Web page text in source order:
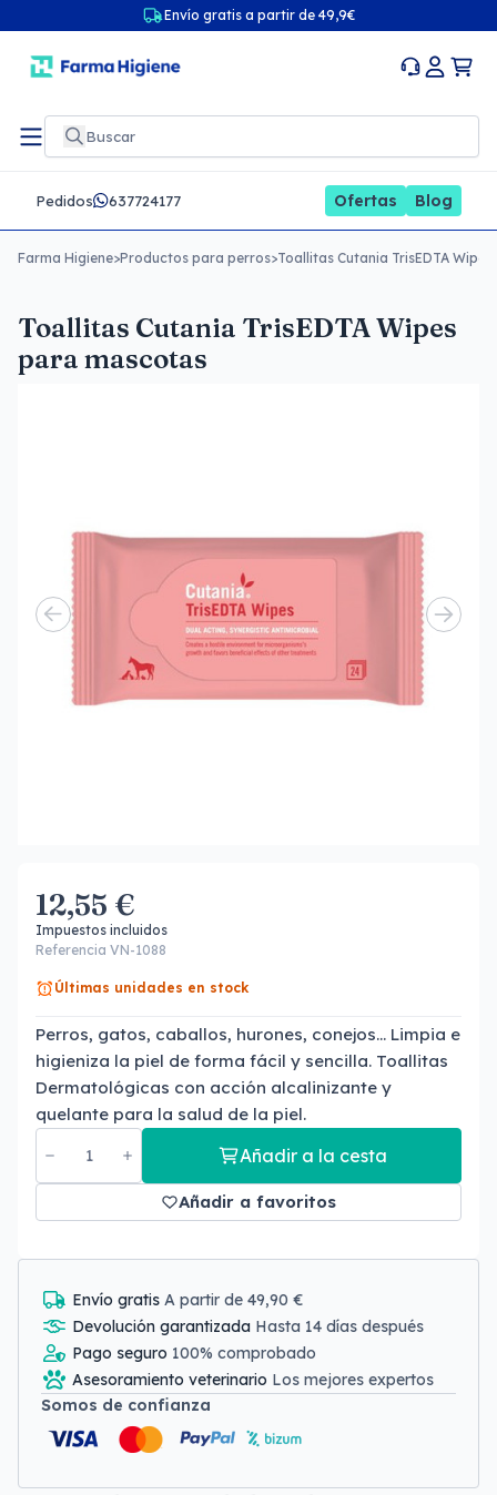
Envío gratis a partir de 49,9€
Pedidos 637724177 Ofertas Blog
Farma Higiene>Productos para perros>Toallitas Cutania TrisEDTA
Toallitas Cutania TrisEDTA Wipes
para mascotas
12,55 €
Impuestos incluidos
Referencia VN-1088
Últimas unidades en stock
Perros, gatos, caballos, hurones, conejos… Limpia e
higieniza la piel de forma fácil y sencilla. Toallitas
Dermatológicas con acción alcalinizante y
quelante para la salud de la piel.
Añadir a la cesta
Añadir a favoritos
Envío gratis A partir de 49,90 €
Devolución garantizada Hasta 14 días después
Pago seguro 100% comprobado
Asesoramiento veterinario Los mejores expertos
Somos de confianza